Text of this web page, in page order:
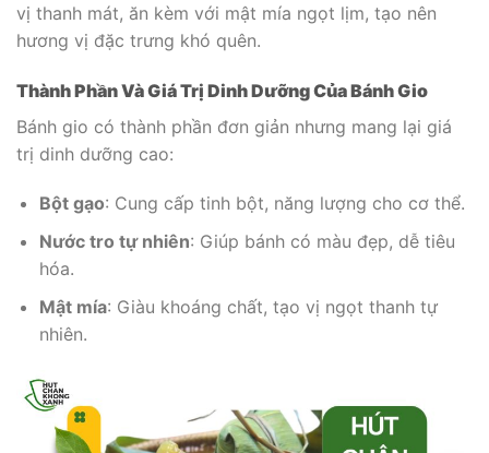
vị thanh mát, ăn kèm với mật mía ngọt lịm, tạo nên
hương vị đặc trưng khó quên.
Thành Phần Và Giá Trị Dinh Dưỡng Của Bánh Gio
Bánh gio có thành phần đơn giản nhưng mang lại giá
trị dinh dưỡng cao:
Bột gạo: Cung cấp tinh bột, năng lượng cho cơ thể.
Nước tro tự nhiên: Giúp bánh có màu đẹp, dễ tiêu
hóa.
Mật mía: Giàu khoáng chất, tạo vị ngọt thanh tự
nhiên.